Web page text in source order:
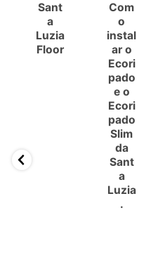
Sant
a
Luzia
Floor
Com
o
instal
ar o
Ecori
pado
e o
Ecori
pado
Slim
da
Sant
a
Luzia
.